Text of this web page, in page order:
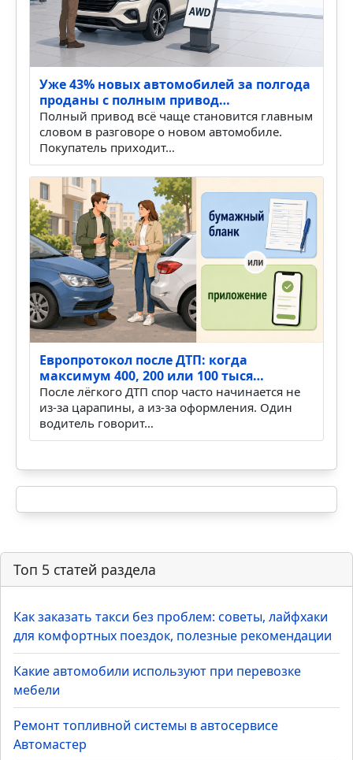
Уже 43% новых автомобилей за полгода
проданы с полным привод…
Полный привод всё чаще становится главным
словом в разговоре о новом автомобиле.
Покупатель приходит…
Европротокол после ДТП: когда
максимум 400, 200 или 100 тыся…
После лёгкого ДТП спор часто начинается не
из-за царапины, а из-за оформления. Один
водитель говорит…
Топ 5 статей раздела
Как заказать такси без проблем: советы, лайфхаки
для комфортных поездок, полезные рекомендации
Какие автомобили используют при перевозке
мебели
Ремонт топливной системы в автосервисе
Автомастер